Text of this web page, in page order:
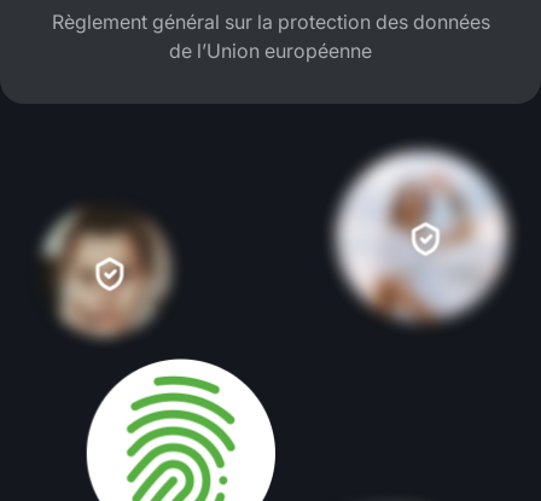
Règlement général sur la protection des données
de l’Union européenne